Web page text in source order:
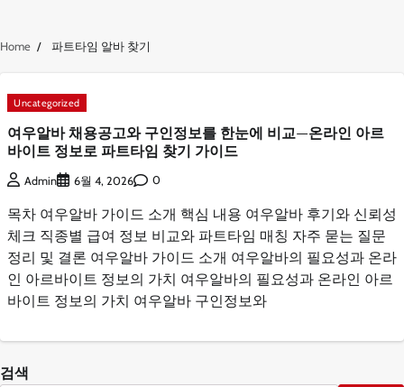
Home 파트타임 알바 찾기
Uncategorized
여우알바 채용공고와 구인정보를 한눈에 비교—온라인 아르
바이트 정보로 파트타임 찾기 가이드
Admin 6월 4, 2026 0
목차 여우알바 가이드 소개 핵심 내용 여우알바 후기와 신뢰성
체크 직종별 급여 정보 비교와 파트타임 매칭 자주 묻는 질문
정리 및 결론 여우알바 가이드 소개 여우알바의 필요성과 온라
인 아르바이트 정보의 가치 여우알바의 필요성과 온라인 아르
바이트 정보의 가치 여우알바 구인정보와
검색